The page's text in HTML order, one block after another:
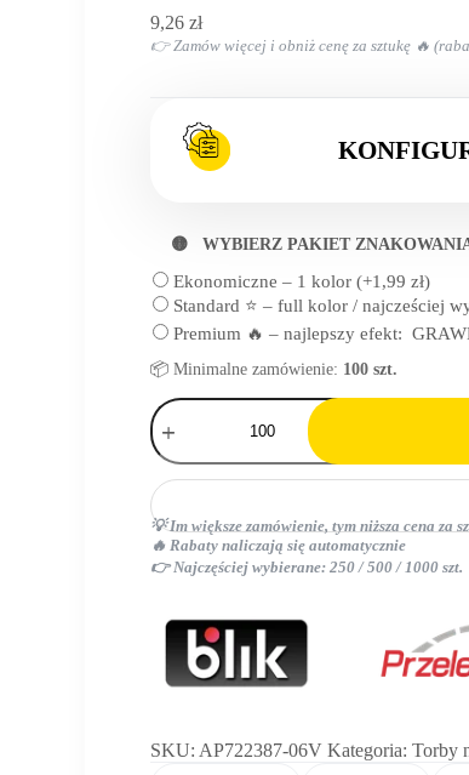
9,26 zł
👉 Zamów więcej i obniż cenę za sztukę 🔥
🟡 WYBIERZ PAKIET
Ekonomiczne – 1 kolor (+1,99 zł)
Standard ⭐ – full kolor / najcześciej
Premium 🔥 – najlepszy efekt:
📦 Minimalne zamówienie: 100 szt.
ilość
torba
bawełniana
💡 Im większe zamówienie, tym niższa cena za
🔥 Rabaty naliczają się automatycznie
👉 Najczęściej wybierane: 250 / 500 / 1000 szt.
SKU: AP722387-06V Kategoria: Torby